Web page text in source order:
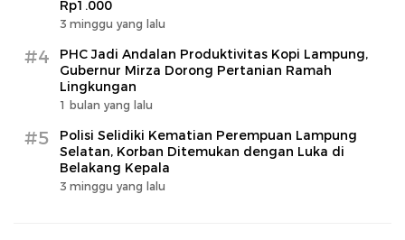
Rp1.000
3 minggu yang lalu
#4
PHC Jadi Andalan Produktivitas Kopi Lampung,
Gubernur Mirza Dorong Pertanian Ramah
Lingkungan
1 bulan yang lalu
#5
Polisi Selidiki Kematian Perempuan Lampung
Selatan, Korban Ditemukan dengan Luka di
Belakang Kepala
3 minggu yang lalu